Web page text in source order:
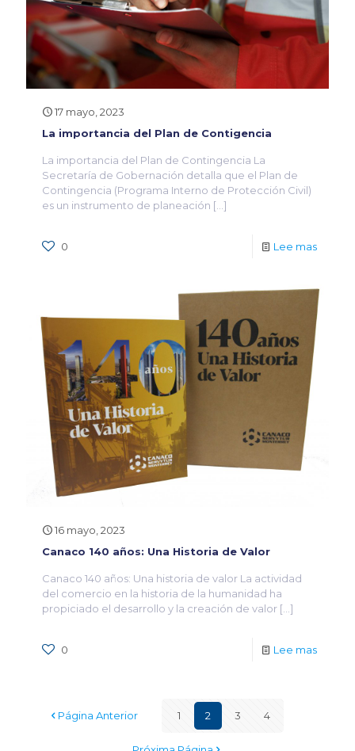
17 mayo, 2023
La importancia del Plan de Contigencia
La importancia del Plan de Contingencia La
Secretaría de Gobernación detalla que el Plan de
Contingencia (Programa Interno de Protección Civil)
es un instrumento de planeación […]
0 Lee mas
16 mayo, 2023
Canaco 140 años: Una Historia de Valor
Canaco 140 años: Una historia de valor La actividad
del comercio en la historia de la humanidad ha
propiciado el desarrollo y la creación de valor […]
0 Lee mas
Página Anterior 1 2 3 4